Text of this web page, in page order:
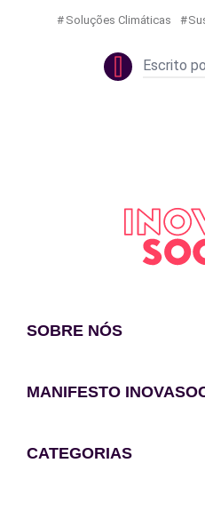
Soluções Climáticas
SOBRE NÓS
MANIFESTO
CATEGORIAS